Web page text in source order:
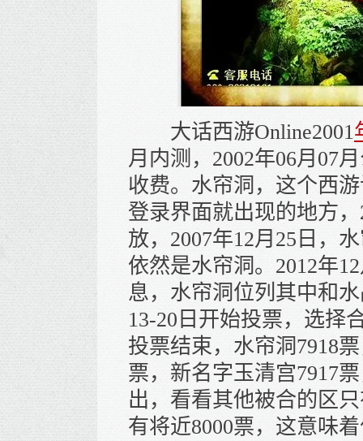
大话西游Online2001
月内测，2002年06月07
收费。水帘洞，这个西
登录界面就出现的地方
放，2007年12月25日，
依然是水帘洞。2012年
息，水帘洞位列其中和
13-20日开始投票，选择
投票结束，水帘洞7918
票，新名字玉清宫7917
出，看看其他被合的区
有将近8000票，这意味